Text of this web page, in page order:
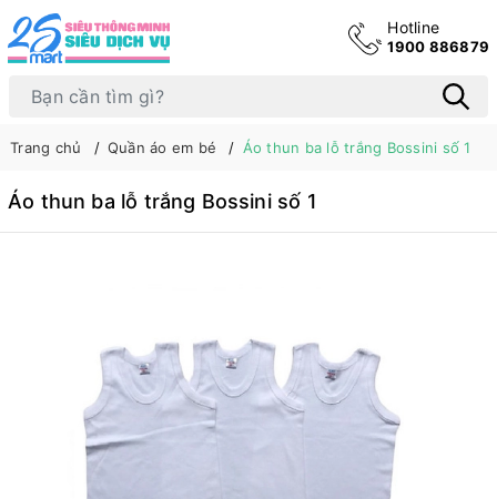
Hotline
1900 886879
Trang chủ Quần áo em bé Áo thun ba lỗ trắng Bossini số 1
Áo thun ba lỗ trắng Bossini số 1